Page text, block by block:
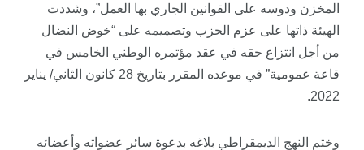
المخزن ودوسه على القوانين الجاري بها العمل”، وشددت
الهيئة ذاتها على عزم الحزب وتصميمه على “خوض النضال
من أجل انتزاع حقه في عقد مؤتمره الوطني الخامس في
قاعة عمومية” في موعده المقرر بتاريخ 28 كانون الثاني/ يناير
2022.
وختم النهج الديمقراطي بلاغه بدعوة سائر عضواته وأعضائه